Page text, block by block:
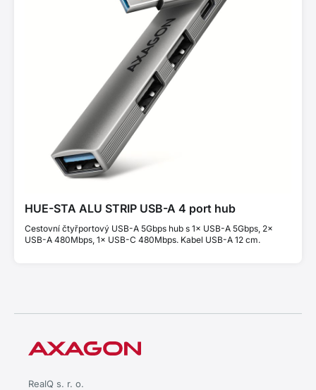
HUE-STA ALU STRIP USB-A 4 port hub
Cestovní čtyřportový USB-A 5Gbps hub s 1× USB-A 5Gbps, 2×
USB-A 480Mbps, 1× USB-C 480Mbps. Kabel USB-A 12 cm.
RealQ s. r. o.